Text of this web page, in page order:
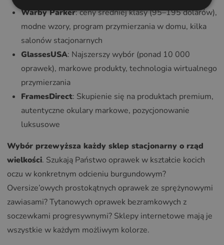
Warby Parker: ceny średniej klasy (95–195 dolarów),
modne wzory, program przymierzania w domu, kilka
salonów stacjonarnych
GlassesUSA: Najszerszy wybór (ponad 10 000
oprawek), markowe produkty, technologia wirtualnego
przymierzania
FramesDirect: Skupienie się na produktach premium,
autentyczne okulary markowe, pozycjonowanie
luksusowe
Wybór przewyższa każdy sklep stacjonarny o rząd
wielkości. Szukają Państwo oprawek w kształcie kocich
oczu w konkretnym odcieniu burgundowym?
Oversize’owych prostokątnych oprawek ze sprężynowymi
zawiasami? Tytanowych oprawek bezramkowych z
soczewkami progresywnymi? Sklepy internetowe mają je
wszystkie w każdym możliwym kolorze.
SLOVENIAN
SWEDISH
RUSSIAN